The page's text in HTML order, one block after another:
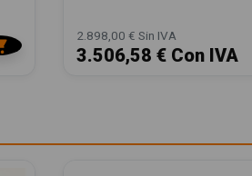
2.898,00 € Sin IVA
3.506,58 € Con IVA